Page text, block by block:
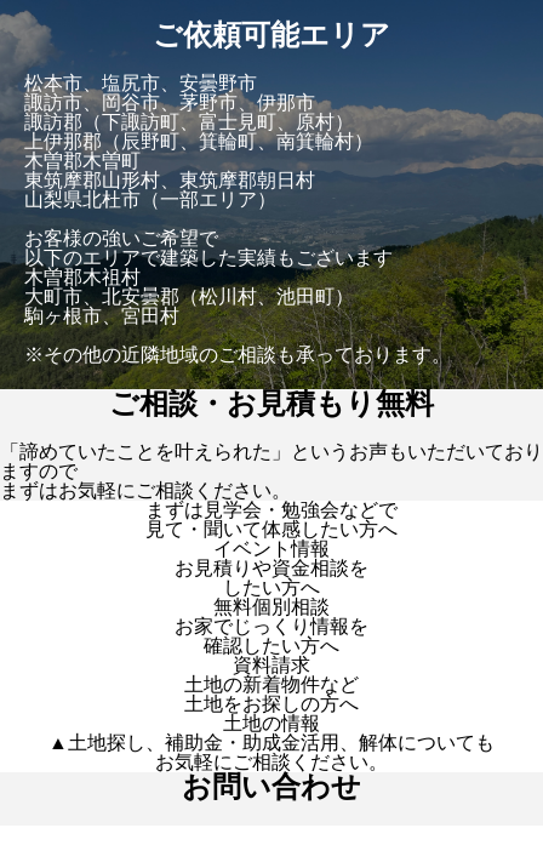
ご依頼可能エリア
松本市、塩尻市、安曇野市
諏訪市、岡谷市、茅野市、伊那市
諏訪郡（下諏訪町、富士見町、原村）
上伊那郡（辰野町、箕輪町、南箕輪村）
木曽郡木曽町
東筑摩郡山形村、東筑摩郡朝日村
山梨県北杜市（一部エリア）
お客様の強いご希望で
以下のエリアで建築した実績もございます
木曽郡木祖村
大町市、北安曇郡（松川村、池田町）
駒ヶ根市、宮田村
※その他の近隣地域のご相談も承っております。
ご相談・お見積もり無料
「諦めていたことを叶えられた」というお声もいただいており
ますので
まずはお気軽にご相談ください。
まずは見学会・勉強会などで
見て・聞いて体感したい方へ
イベント情報
お見積りや資金相談を
したい方へ
無料個別相談
お家でじっくり情報を
確認したい方へ
資料請求
土地の新着物件など
土地をお探しの方へ
土地の情報
▲土地探し、補助金・助成金活用、解体についても
お気軽にご相談ください。
お問い合わせ